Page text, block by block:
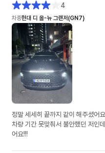
4
차종현대 디 올-뉴 그랜저(GN7)
정말 세세히 끝까지 같이 해주셨어요
차량 기간 못맞춰서 불안했던 저인
어요!!!